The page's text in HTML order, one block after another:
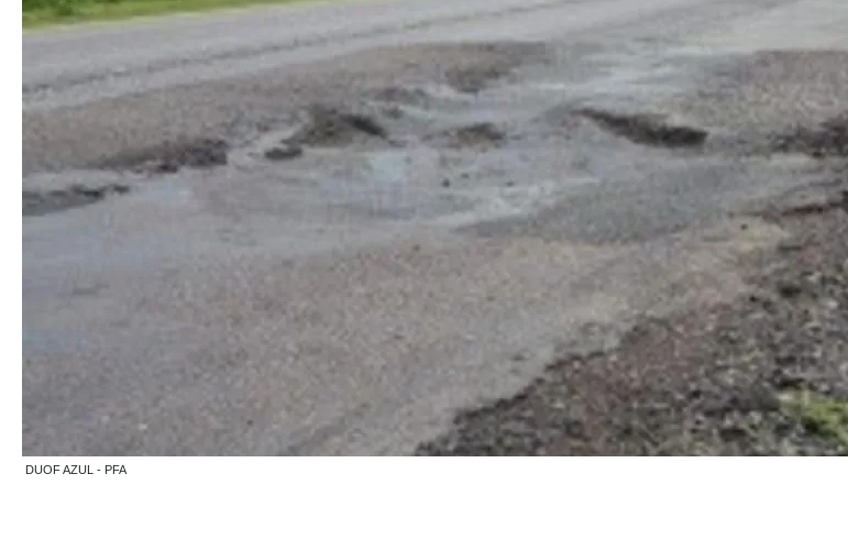
DUOF AZUL - PFA